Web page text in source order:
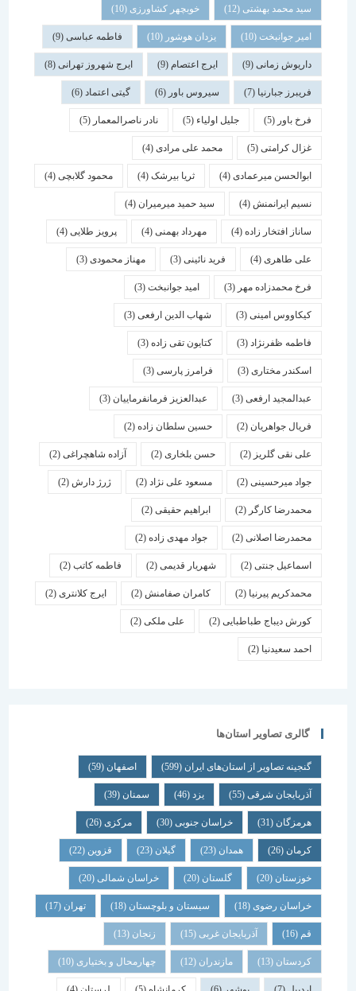
سید محمد بهشتی(12) خوبچهر کشاورزی(10)
امیر جوانبخت(10) یزدان هوشور(10) فاطمه عباسی(9)
داریوش زمانی(9) ایرج اعتصام(9) ایرج شهروز تهرانی(8)
فریبرز جبارنیا(7) سیروس باور(6) گیتی اعتماد(6)
فرخ باور(5) جلیل اولیاء(5) نادر ناصرالمعمار (5)
غزال کرامتی(5) محمد علی مرادی(4)
ابوالحسن میرعمادی(4) ثریا بیرشک(4) محمود گلابچی(4)
نسیم ایرانمنش(4) سید حمید میرمیران(4)
ساناز افتخار زاده(4) مهرداد بهمنی (4) پرویز طلایی(4)
علی طاهری(4) فرید نائینی(3) مهناز محمودی(3)
فرخ محمدزاده مهر(3) امید جوانبخت(3)
کیکاووس امینی(3) شهاب الدین ارفعی(3)
فاطمه ظفرنژاد(3) کتایون تقی زاده(3)
اسكندر مختاری (3) فرامرز پارسی(3)
عبدالمجید ارفعی(3) عبدالعزیز فرمانفرماییان(3)
فریال جواهریان(2) حسین سلطان زاده(2)
علی نقی گلریز(2) حسن بلخاری(2) آزاده شاهچراغی(2)
جواد میرحسینی(2) مسعود علی نژاد(2) ژرژ دارش (2)
محمدرضا کارگر(2) ابراهیم حقیقی(2)
محمدرضا اصلانی(2) جواد مهدی زاده(2)
اسماعیل جنتی(2) شهریار قدیمی(2) فاطمه کاتب(2)
محمدکریم پیرنیا (2) کامران صفامنش(2) ایرج کلانتری (2)
کورش دیباج طباطبایی(2) علی ملکی(2)
احمد سعیدنیا (2)
گالری تصاویر استان‌ها
گنجینه تصاویر از استان‌های ایران(599) اصفهان (59)
آذربایجان شرقی(55) یزد سمنان (39)
هرمزگان(31) خراسان جنوبی(30) مرکزی (26)
همدان گیلان قزوین
خوزستان(20) گلستان (20) خراسان شمالی(20)
خراسان رضوی(18) سیستان و بلوچستان(18) تهران
آذربایجان غربی(15) زنجان
کردستان(13) مازندران(12) چهارمحال و بختیاری (10)